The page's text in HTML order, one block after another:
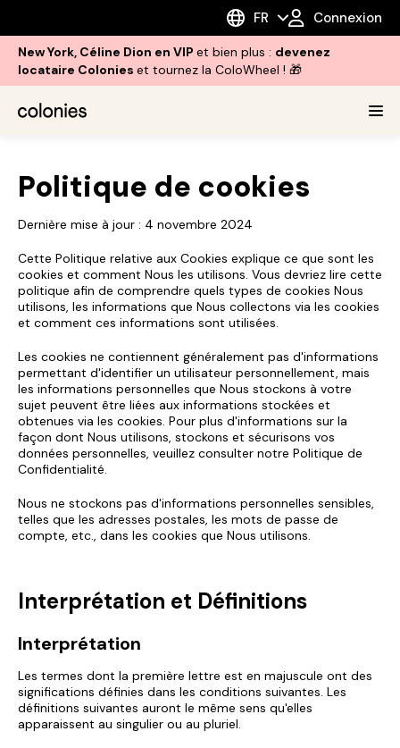
FR Connexion
New York, Céline Dion en VIP et bien plus : devenez
locataire Colonies et tournez la ColoWheel ! 🎁
Politique de cookies
Dernière mise à jour : 4 novembre 2024
Cette Politique relative aux Cookies explique ce que sont les
cookies et comment Nous les utilisons. Vous devriez lire cette
politique afin de comprendre quels types de cookies Nous
utilisons, les informations que Nous collectons via les cookies
et comment ces informations sont utilisées.
Les cookies ne contiennent généralement pas d'informations
permettant d'identifier un utilisateur personnellement, mais
les informations personnelles que Nous stockons à votre
sujet peuvent être liées aux informations stockées et
obtenues via les cookies. Pour plus d'informations sur la
façon dont Nous utilisons, stockons et sécurisons vos
données personnelles, veuillez consulter notre Politique de
Confidentialité.
Nous ne stockons pas d'informations personnelles sensibles,
telles que les adresses postales, les mots de passe de
compte, etc., dans les cookies que Nous utilisons.
Interprétation et Définitions
Interprétation
Les termes dont la première lettre est en majuscule ont des
significations définies dans les conditions suivantes. Les
définitions suivantes auront le même sens qu'elles
apparaissent au singulier ou au pluriel.